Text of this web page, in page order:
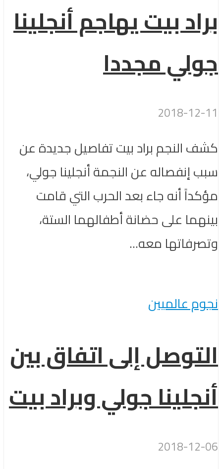
براد بيت يهاجم أنجلينا
جولي مجددا
2018-12-11
كشف النجم ​براد بيت​ تفاصيل جديدة عن
سبب إنفصاله عن النجمة ​أنجلينا جولي​،
مؤكداً أنه جاء بعد الحرب التي قامت
بينهما على حضانة أطفالهما الستة،
وتصرفاتها معه...
نجوم عالميين
التوصل إلى اتفاق بين
أنجلينا جولي وبراد بيت
2018-12-06